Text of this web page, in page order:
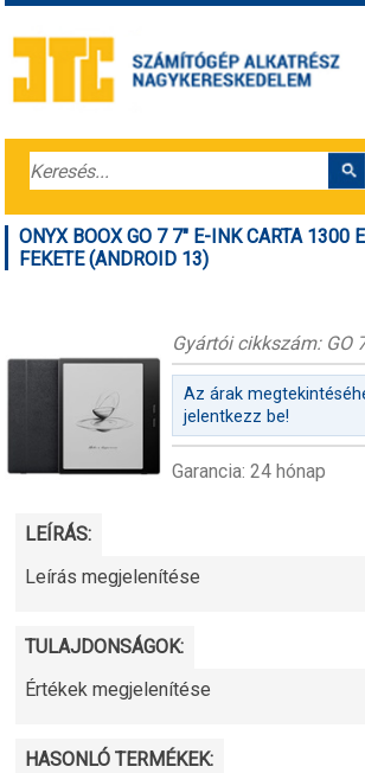
ONYX BOOX GO 7 7" E-INK CARTA 1300
FEKETE (ANDROID 13)
Gyártói cikkszám: GO
Az árak
jelentkezz be!
Garancia: 24 hónap
LEÍRÁS:
Leírás megjelenítése
TULAJDONSÁGOK:
Értékek megjelenítése
HASONLÓ TERMÉKEK: